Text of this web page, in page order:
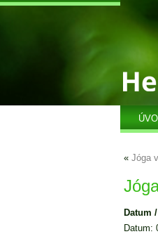
« Jóga
Datum
Datum: